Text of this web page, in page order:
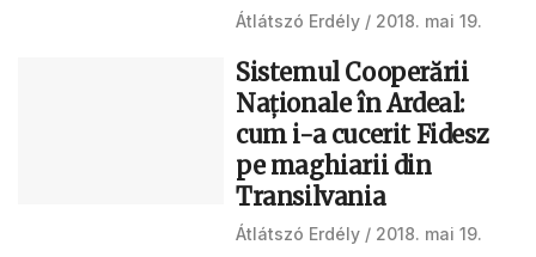
Átlátszó Erdély 2018. mai 19.
Sistemul Cooperării
Naţionale în Ardeal:
cum i-a cucerit Fidesz
pe maghiarii din
Transilvania
Átlátszó Erdély 2018. mai 19.